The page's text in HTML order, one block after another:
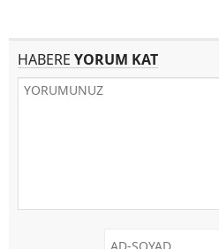
HABERE YORUM KAT